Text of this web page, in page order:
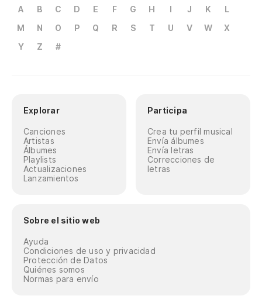
A B C D E F G H I J K
L
M
N O P Q R S T U V W
X
Y
Z #
Explorar
Canciones
Artistas
Álbumes
Playlists
Actualizaciones
Lanzamientos
Participa
Crea tu perfil musical
Envía álbumes
Envía letras
Correcciones de
letras
Sobre el sitio web
Ayuda
Condiciones de uso y privacidad
Protección de Datos
Quiénes somos
Normas para envío